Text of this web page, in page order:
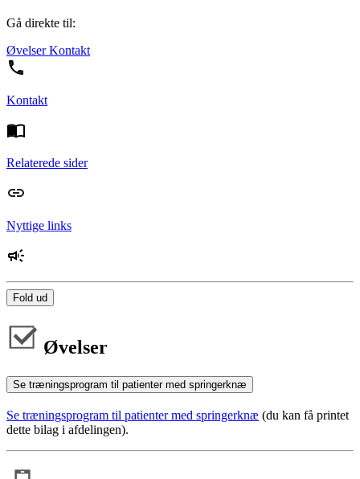
Gå direkte til:
ØvelserKontakt
Kontakt
Relaterede sider
Nyttige links
Fold ud
Øvelser
Se træningsprogram til patienter med springerknæ
Se træningsprogram til patienter med springerknæ (du kan få printet
dette bilag i afdelingen).